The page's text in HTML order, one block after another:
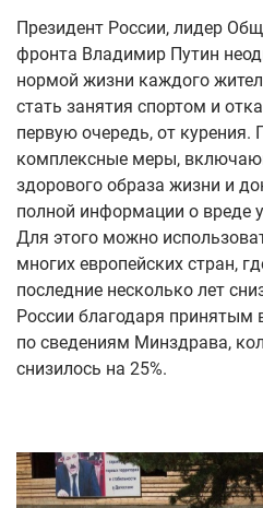
Президент России, лидер
фронта Владимир Путин
нормой жизни каждого
стать занятия спортом и
первую очередь, от
комплексные меры,
здорового образа жизни и
полной информации о вреде
Для этого можно
многих европейских стран,
последние несколько лет
России благодаря принятым
по сведениям Минздрава,
снизилось на 25%.